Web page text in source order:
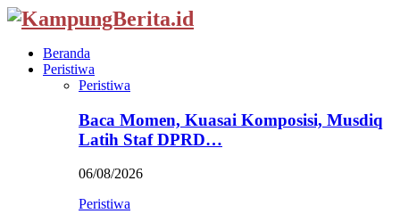
Beranda
Peristiwa
Peristiwa
Baca Momen, Kuasai Komposisi, Musdiq
Latih Staf DPRD…
06/08/2026
Peristiwa